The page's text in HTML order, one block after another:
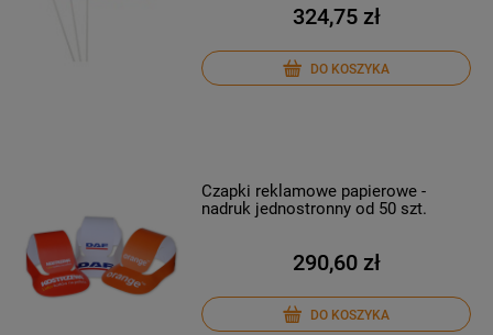
324,75 zł
DO KOSZYKA
Czapki reklamowe papierowe -
nadruk jednostronny od 50 szt.
290,60 zł
DO KOSZYKA